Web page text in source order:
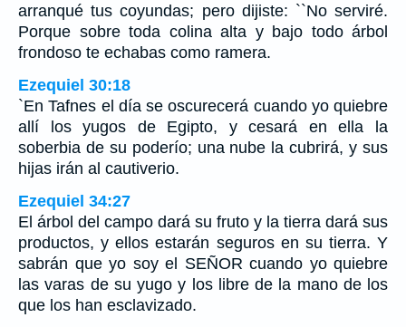
arranqué tus coyundas; pero dijiste: ``No serviré.
Porque sobre toda colina alta y bajo todo árbol
frondoso te echabas como ramera.
Ezequiel 30:18
`En Tafnes el día se oscurecerá cuando yo quiebre
allí los yugos de Egipto, y cesará en ella la
soberbia de su poderío; una nube la cubrirá, y sus
hijas irán al cautiverio.
Ezequiel 34:27
El árbol del campo dará su fruto y la tierra dará sus
productos, y ellos estarán seguros en su tierra. Y
sabrán que yo soy el SEÑOR cuando yo quiebre
las varas de su yugo y los libre de la mano de los
que los han esclavizado.